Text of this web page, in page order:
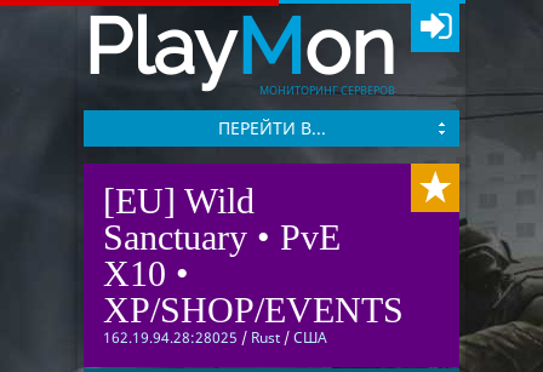
PlayMon
МОНИТОРИНГ СЕРВЕРОВ
ПЕРЕЙТИ В...
[EU] Wild
Sanctuary • PvE
X10 •
XP/SHOP/EVENTS
162.19.94.28:28025 / Rust /США